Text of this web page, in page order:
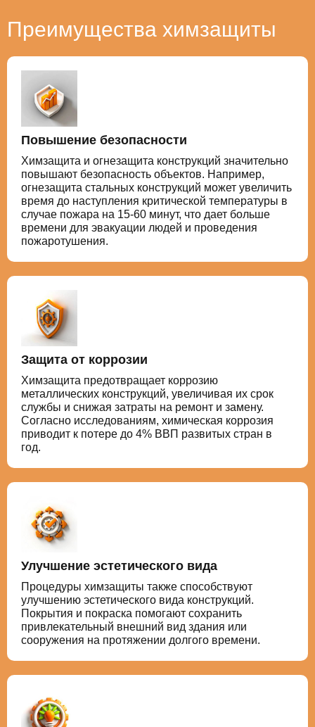
Преимущества химзащиты
Повышение безопасности
Химзащита и огнезащита конструкций значительно
повышают безопасность объектов. Например,
огнезащита стальных конструкций может увеличить
время до наступления критической температуры в
случае пожара на 15-60 минут, что дает больше
времени для эвакуации людей и проведения
пожаротушения.
Защита от коррозии
Химзащита предотвращает коррозию
металлических конструкций, увеличивая их срок
службы и снижая затраты на ремонт и замену.
Согласно исследованиям, химическая коррозия
приводит к потере до 4% ВВП развитых стран в
год.
Улучшение эстетического вида
Процедуры химзащиты также способствуют
улучшению эстетического вида конструкций.
Покрытия и покраска помогают сохранить
привлекательный внешний вид здания или
сооружения на протяжении долгого времени.